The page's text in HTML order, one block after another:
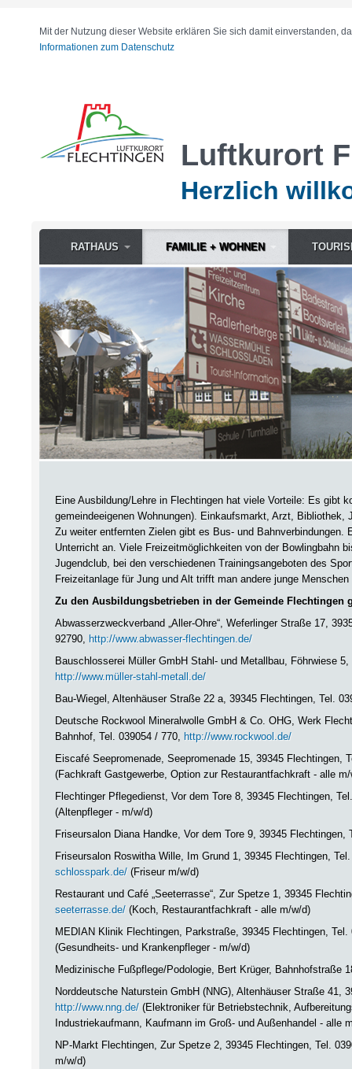
Mit der Nutzung dieser Website erklären Sie sich damit einverstanden,
Informationen zum Datenschutz
Luftkurort
Herzlich
RATHAUS FAMILIE + WOHNEN
Eine Ausbildung/Lehre in Flechtingen hat viele Vorteile: Es gibt
gemeindeeigenen Wohnungen). Einkaufsmarkt, Arzt,
Zu weiter entfernten Zielen gibt es Bus- und
Unterricht an. Viele Freizeitmöglichkeiten von der Bowlingbahn
Jugendclub, bei den verschiedenen Trainingsangeboten des
Freizeitanlage für Jung und Alt trifft man andere junge
Zu den Ausbildungsbetrieben in der Gemeinde Flechtingen
Abwasserzweckverband „Aller-Ohre“, Weferlinger Straße 17,
92790, http://www.abwasser-flechtingen.de/
Bauschlosserei Müller GmbH Stahl- und Metallbau, Föhrwiese
http://www.müller-stahl-metall.de/
Bau-Wiegel, Altenhäuser Straße 22 a, 39345 Flechtingen, Tel.
Deutsche Rockwool Mineralwolle GmbH & Co. OHG, Werk
Bahnhof, Tel. 039054 / 770, http://www.rockwool.de/
Eiscafé Seepromenade, Seepromenade 15, 39345 Flechtingen,
(Fachkraft Gastgewerbe, Option zur Restaurantfachkraft - alle m/
Flechtinger Pflegedienst, Vor dem Tore 8, 39345 Flechtingen,
(Altenpfleger - m/w/d)
Friseursalon Diana Handke, Vor dem Tore 9, 39345
Friseursalon Roswitha Wille, Im Grund 1, 39345 Flechtingen,
schlosspark.de/ (Friseur m/w/d)
Restaurant und Café „Seeterrasse“, Zur Spetze 1, 39345
seeterrasse.de/ (Koch, Restaurantfachkraft - alle m/w/d)
MEDIAN Klinik Flechtingen, Parkstraße, 39345 Flechtingen,
(Gesundheits- und Krankenpfleger - m/w/d)
Medizinische Fußpflege/Podologie, Bert Krüger, Bahnhofstraße
Norddeutsche Naturstein GmbH (NNG), Altenhäuser Straße 41,
http://www.nng.de/ (Elektroniker für Betriebstechnik,
Industriekaufmann, Kaufmann im Groß- und Außenhandel - alle
NP-Markt Flechtingen, Zur Spetze 2, 39345 Flechtingen, Tel.
m/w/d)